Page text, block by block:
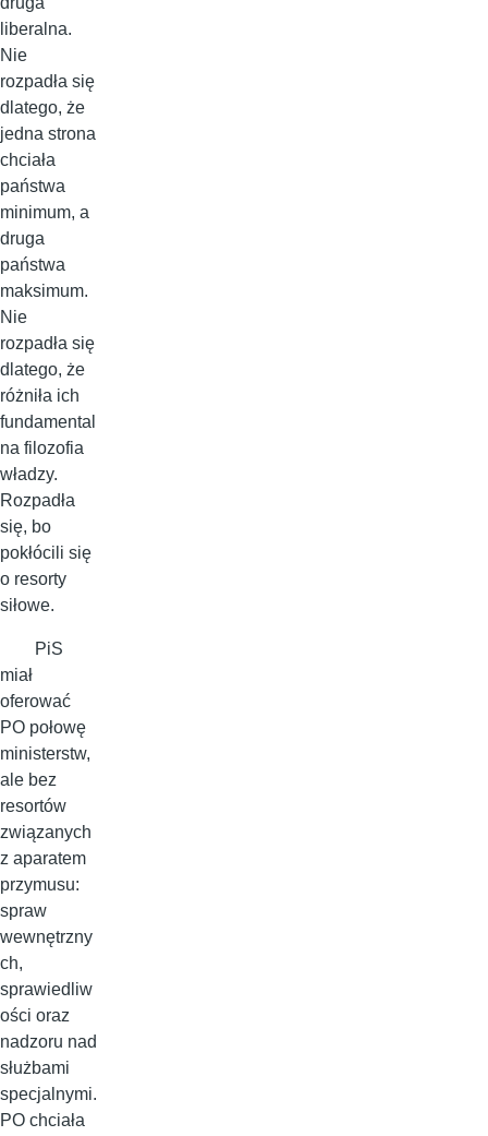
liberalna.
Nie
rozpadła się
dlatego, że
jedna strona
chciała
państwa
minimum, a
druga
państwa
maksimum.
Nie
rozpadła się
dlatego, że
różniła ich
fundamental
na filozofia
władzy.
Rozpadła
się, bo
pokłócili się
o resorty
siłowe.
PiS
miał
oferować
PO połowę
ministerstw,
ale bez
resortów
związanych
z aparatem
przymusu:
spraw
wewnętrzny
ch,
sprawiedliw
ości oraz
nadzoru nad
służbami
specjalnymi.
PO chciała